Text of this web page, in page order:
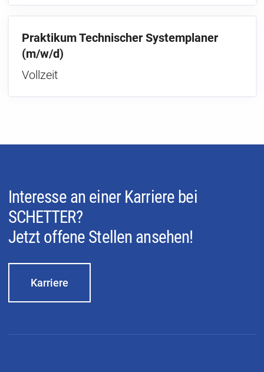
Praktikum Technischer Systemplaner
(m/w/d)
Vollzeit
Interesse an einer Karriere bei
SCHETTER?
Jetzt offene Stellen ansehen!
Karriere